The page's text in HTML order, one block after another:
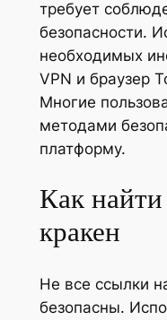
требует
безопасности.
необходимых
VPN и браузер
Многие
методами
платформу.
Как
кракен
Не все ссылки
безопасны.